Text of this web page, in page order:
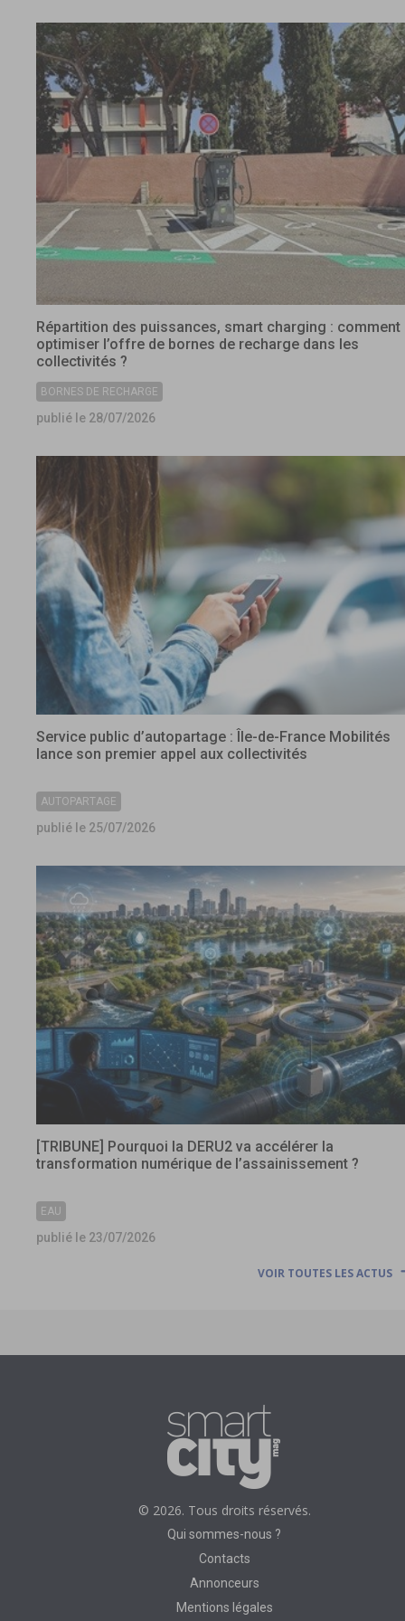
Répartition des puissances, smart charging : comment
optimiser l’offre de bornes de recharge dans les
collectivités ?
BORNES DE RECHARGE
publié le 28/07/2026
Service public d’autopartage : Île-de-France Mobilités
lance son premier appel aux collectivités
AUTOPARTAGE
publié le 25/07/2026
[TRIBUNE] Pourquoi la DERU2 va accélérer la
transformation numérique de l’assainissement ?
EAU
publié le 23/07/2026
VOIR TOUTES LES ACTUS
© 2026. Tous droits réservés.
Qui sommes-nous ?
Contacts
Annonceurs
Mentions légales